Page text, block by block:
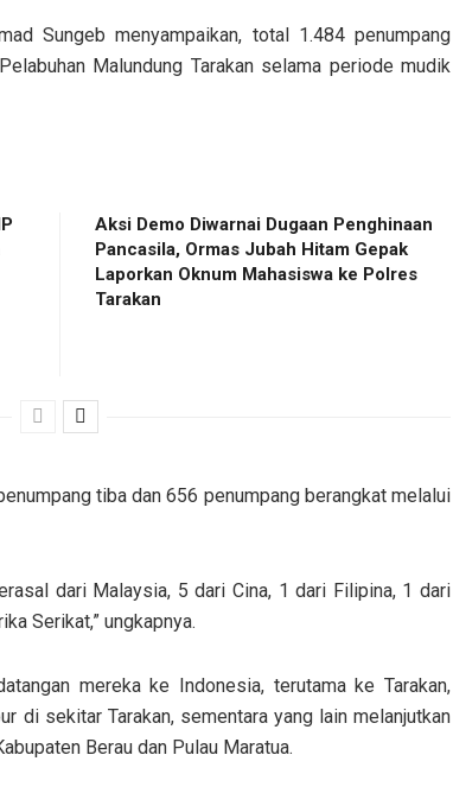
Sungeb menyampaikan, total 1.484 penumpang
Malundung Tarakan selama periode mudik
Aksi Demo Diwarnai Dugaan Penghinaan
Pancasila, Ormas Jubah Hitam Gepak
Laporkan Oknum Mahasiswa ke Polres
Tarakan
tiba dan 656 penumpang berangkat melalui
dari Malaysia, 5 dari Cina, 1 dari Filipina, 1 dari
Serikat,” ungkapnya.
mereka ke Indonesia, terutama ke Tarakan,
di sekitar Tarakan, sementara yang lain melanjutkan
Berau dan Pulau Maratua.